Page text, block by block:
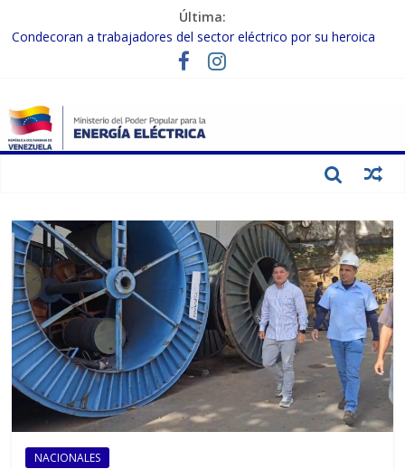
Última:
Condecoran a trabajadores del sector eléctrico por su heroica
labor tras el doble sismo del 24-J
Gobierno Nacional coordina acciones con el sector privado para
Inspeccionan trabajos de rehabilitación en instalaciones del SEN
en Carabobo
Gobierno Nacional activa plan preventivo para fortalecer el SEN
NACIONALES